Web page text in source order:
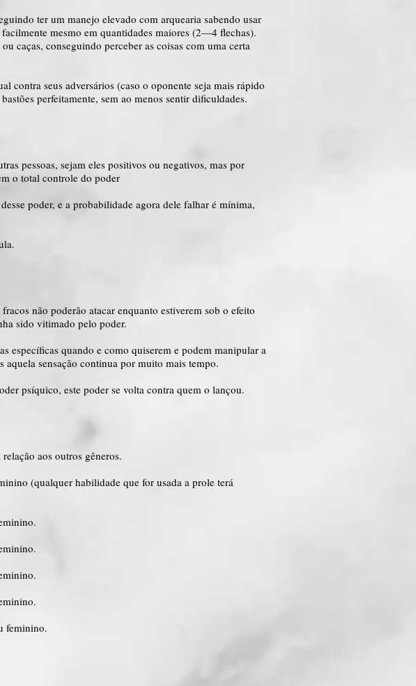
ter um manejo elevado com arquearia sabendo usar
mesmo em quantidades maiores (2—4 flechas).
caças, conseguindo perceber as coisas com uma certa
contra seus adversários (caso o oponente seja mais rápido
perfeitamente, sem ao menos sentir dificuldades.
pessoas, sejam eles positivos ou negativos, mas por
o total controle do poder
poder, e a probabilidade agora dele falhar é mínima,
não poderão atacar enquanto estiverem sob o efeito
sido vitimado pelo poder.
específicas quando e como quiserem e podem manipular a
aquela sensação continua por muito mais tempo.
psíquico, este poder se volta contra quem o lançou.
aos outros gêneros.
(qualquer habilidade que for usada a prole terá
feminino.